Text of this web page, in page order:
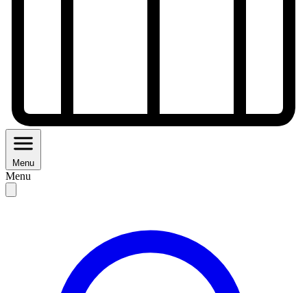
Menu
Menu